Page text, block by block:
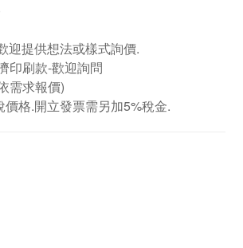
迎提供想法或樣式詢價.
印刷款-歡迎詢問
需求報價)
價格.開立發票需另加5%稅金.